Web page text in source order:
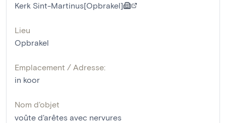
Kerk Sint-Martinus[Opbrakel]
Lieu
Opbrakel
Emplacement / Adresse:
in koor
Nom d'objet
voûte d'arêtes avec nervures